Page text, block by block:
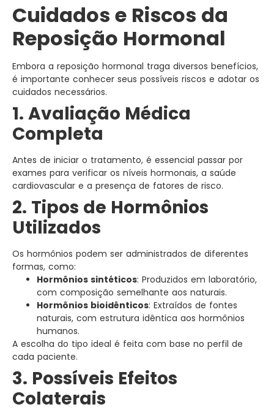
Cuidados e Riscos da
Reposição Hormonal
Embora a reposição hormonal traga diversos benefícios,
é importante conhecer seus possíveis riscos e adotar os
cuidados necessários.
1. Avaliação Médica
Completa
Antes de iniciar o tratamento, é essencial passar por
exames para verificar os níveis hormonais, a saúde
cardiovascular e a presença de fatores de risco.
2. Tipos de Hormônios
Utilizados
Os hormônios podem ser administrados de diferentes
formas, como:
Hormônios sintéticos: Produzidos em laboratório,
com composição semelhante aos naturais.
Hormônios bioidênticos: Extraídos de fontes
naturais, com estrutura idêntica aos hormônios
humanos.
A escolha do tipo ideal é feita com base no perfil de
cada paciente.
3. Possíveis Efeitos
Colaterais